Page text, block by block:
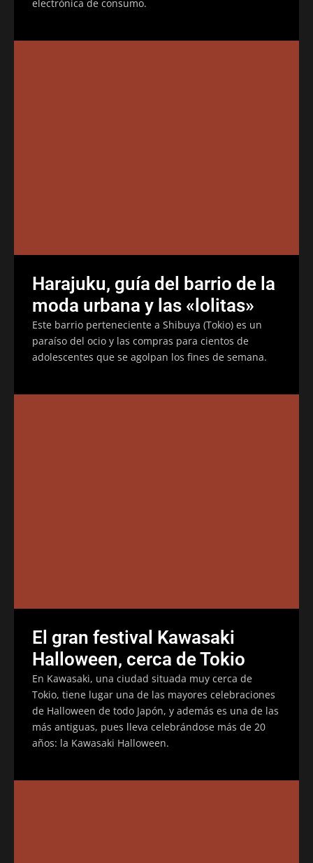
electrónica de consumo.
Harajuku, guía del barrio de la
moda urbana y las «lolitas»
Este barrio perteneciente a Shibuya (Tokio) es un
paraíso del ocio y las compras para cientos de
adolescentes que se agolpan los fines de semana.
El gran festival Kawasaki
Halloween, cerca de Tokio
En Kawasaki, una ciudad situada muy cerca de
Tokio, tiene lugar una de las mayores celebraciones
de Halloween de todo Japón, y además es una de las
más antiguas, pues lleva celebrándose más de 20
años: la Kawasaki Halloween.